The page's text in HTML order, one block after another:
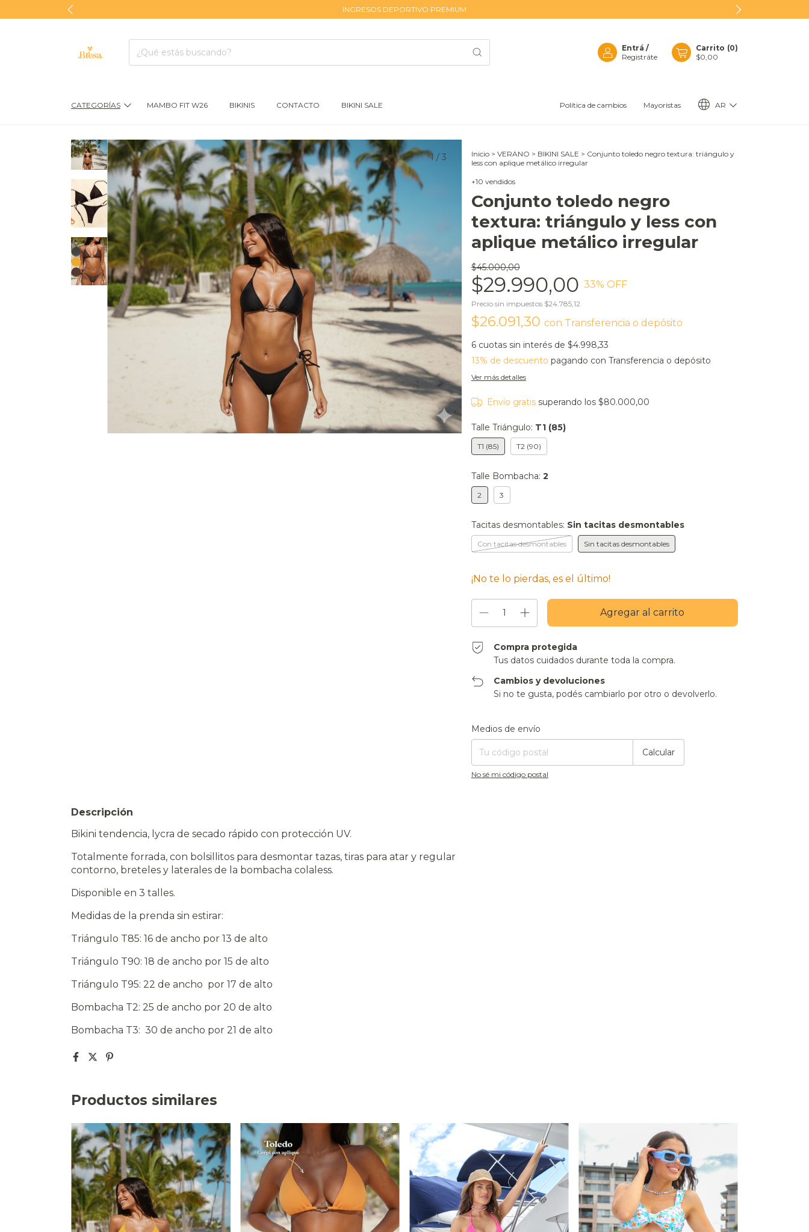
INGRESOS DEPORTIVO PREMIUM
Entrá /
Registráte
Carrito (0)
$0,00
CATEGORÍAS MAMBO FIT W26 BIKINIS CONTACTO BIKINI SALE Política de cambios Mayoristas AR
1 / 3 Inicio > VERANO > BIKINI SALE > Conjunto toledo negro textura: triángulo y
less con aplique metálico irregular
+10 vendidos
Conjunto toledo negro
textura: triángulo y less con
aplique metálico irregular
$45.000,00
$29.990,00 33% OFF
Precio sin impuestos $24.785,12
$26.091,30 con Transferencia o depósito
6 cuotas sin interés de $4.998,33
13% de descuento pagando con Transferencia o depósito
Ver más detalles
Envío gratis superando los$80.000,00
Talle Triángulo: T1 (85)
T1 (85) T2 (90)
Talle Bombacha: 2
2 3
Tacitas desmontables: Sin tacitas desmontables
Con tacitas desmontables Sin tacitas desmontables
¡No te lo pierdas, es el último!
Compra protegida
Tus datos cuidados durante toda la compra.
Cambios y devoluciones
Si no te gusta, podés cambiarlo por otro o devolverlo.
Entregas para el CP:
Medios de envío
Calcular
No sé mi código postal
Descripción
Bikini tendencia, lycra de secado rápido con protección UV.
Totalmente forrada, con bolsillitos para desmontar tazas, tiras para atar y regular
contorno, breteles y laterales de la bombacha colaless.
Disponible en 3 talles.
Medidas de la prenda sin estirar:
Triángulo T85: 16 de ancho por 13 de alto
Triángulo T90: 18 de ancho por 15 de alto
Triángulo T95: 22 de ancho por 17 de alto
Bombacha T2: 25 de ancho por 20 de alto
Bombacha T3: 30 de ancho por 21 de alto
Productos similares